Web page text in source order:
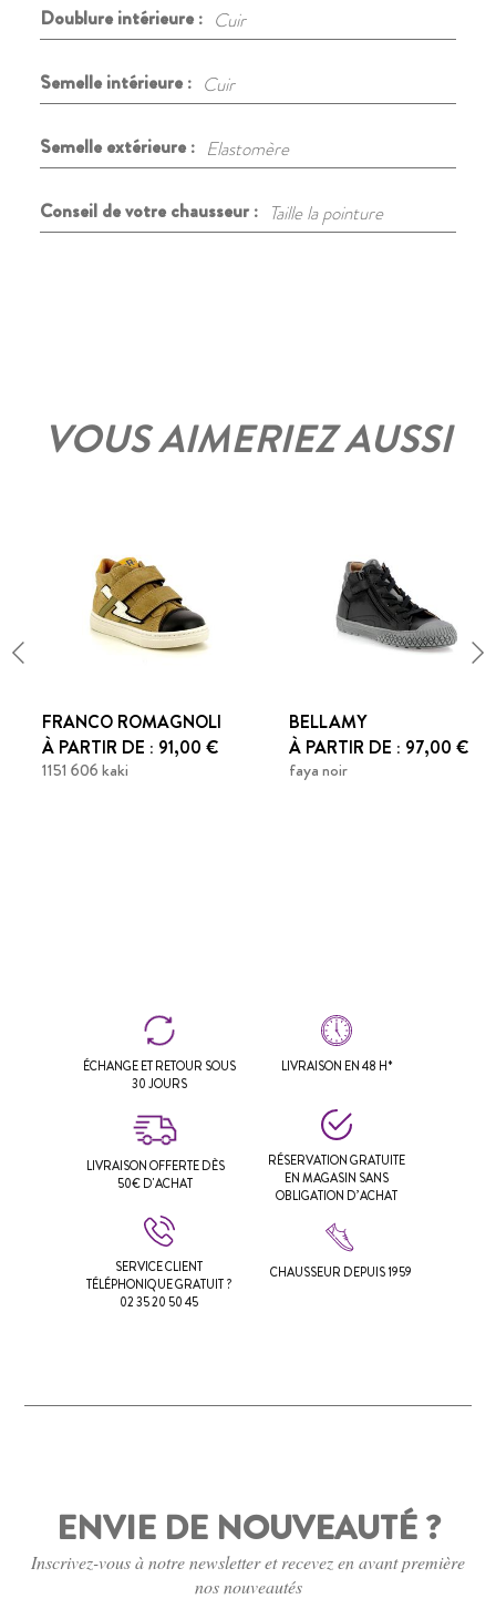
Doublure intérieure : Cuir
Semelle intérieure : Cuir
Semelle extérieure : Elastomère
Conseil de votre chausseur : Taille la pointure
VOUS AIMERIEZ AUSSI
FRANCO ROMAGNOLI
À PARTIR DE : 91,00 €
1151 606 kaki
BELLAMY
À PARTIR DE : 97,00 €
faya noir
ÉCHANGE ET RETOUR SOUS
30 JOURS
LIVRAISON EN 48 H*
LIVRAISON OFFERTE DÈS
50€ D'ACHAT
RÉSERVATION GRATUITE
EN MAGASIN SANS
OBLIGATION D’ACHAT
SERVICE CLIENT
TÉLÉPHONIQUE GRATUIT ?
02 35 20 50 45
CHAUSSEUR DEPUIS 1959
ENVIE DE NOUVEAUTÉ ?
Inscrivez-vous à notre newsletter et recevez en avant première
nos nouveautés